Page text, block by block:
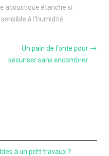
acoustique étanche si
à l’humidité.
Un pain de fonte pour
sécuriser sans encombrer
à un prêt travaux ?